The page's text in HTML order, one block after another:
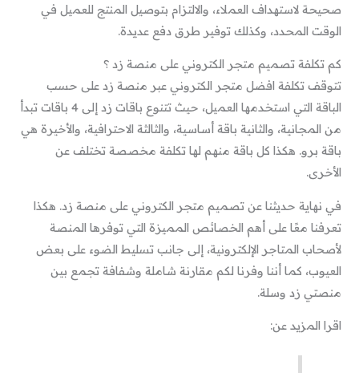
صحيحة لاستهداف العملاء، والالتزام بتوصيل المنتج للعميل في
الوقت المحدد، وكذلك توفير طرق دفع عديدة.
كم تكلفة تصميم متجر الكتروني على منصة زد ؟
تتوقف تكلفة افضل متجر الكتروني عبر منصة زد على حسب
الباقة التي استخدمها العميل، حيث تتنوع باقات زد إلى 4 باقات تبدأ
من المجانية، والثانية باقة أساسية، والثالثة الاحترافية، والأخيرة هي
باقة برو. هكذا كل باقة منهم لها تكلفة مخصصة تختلف عن
الأخرى.
في نهاية حديثنا عن تصميم متجر الكتروني على منصة زد. هكذا
تعرفنا معًا على أهم الخصائص المميزة التي توفرها المنصة
لأصحاب المتاجر الإلكترونية، إلى جانب تسليط الضوء على بعض
العيوب، كما أننا وفرنا لكم مقارنة شاملة وشفافة تجمع بين
منصتي زد وسلة.
اقرا المزيد عن: